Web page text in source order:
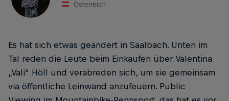
Österreich
Es hat sich etwas geändert in Saalbach. Unten im
Tal reden die Leute beim Einkaufen über Valentina
„Vali“ Höll und verabreden sich, um sie gemeinsam
via öffentliche Leinwand anzufeuern. Public